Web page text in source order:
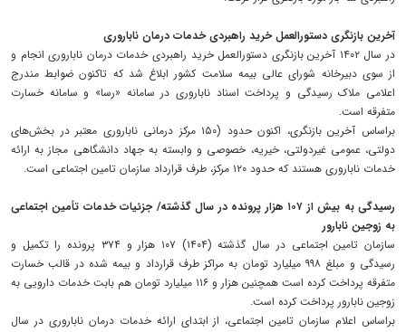
آخرین بازنگری دستورالعمل خرید راهبردی خدمات درمان ناباروری
در سال ۱۴۰۲ آخرین بازنگری دستورالعمل خرید راهبردی خدمات درمان ناباروری انجام و
از سوی دبیرخانه شورای عالی بیمه سلامت کشور ابلاغ شد که تاکنون ضوابط مندرج
اعلامی ملاک رسیدگی و پرداخت اسناد ناباروری در سامانه «رسا» و سامانه خسارت
متفرقه است.
براساس آخرین بازنگری، اکنون حدود (۱۵۰ مرکز درمانی ناباروری معتبر در بخش‌های
دولتی، عمومی غیردولتی، خیریه، خصوصی و وابسته به جهاد دانشگاهی مجاز به ارائه
خدمات ناباروری هستند که حدود ۱۲۰ مرکز، طرف قرارداد سازمان تامین اجتماعی است.
رسیدگی به بیش از ۱۰۷ هزار پرونده در سال گذشته/ جزئیات خدمات تأمین اجتماعی
به زوجین نابارور
سازمان تامین اجتماعی در سال گذشته (۱۴۰۴) ۱۰۷ هزار و ۳۷۴ پرونده را تکمیل و
رسیدگی و مبلغ ۹۹۸ میلیارد تومان به مراکز طرف قرارداد و بیمه شده در قالب خسارت
متفرقه پرداخت کرده است همچنین هزار و ۱۱۶ میلیارد تومان هم بابت خدمات دارویی به
زوجین نابارور پرداخت کرده است.
براساس اعلام سازمان تامین اجتماعی، از ابتدای ارائه خدمات درمان ناباروری در سال